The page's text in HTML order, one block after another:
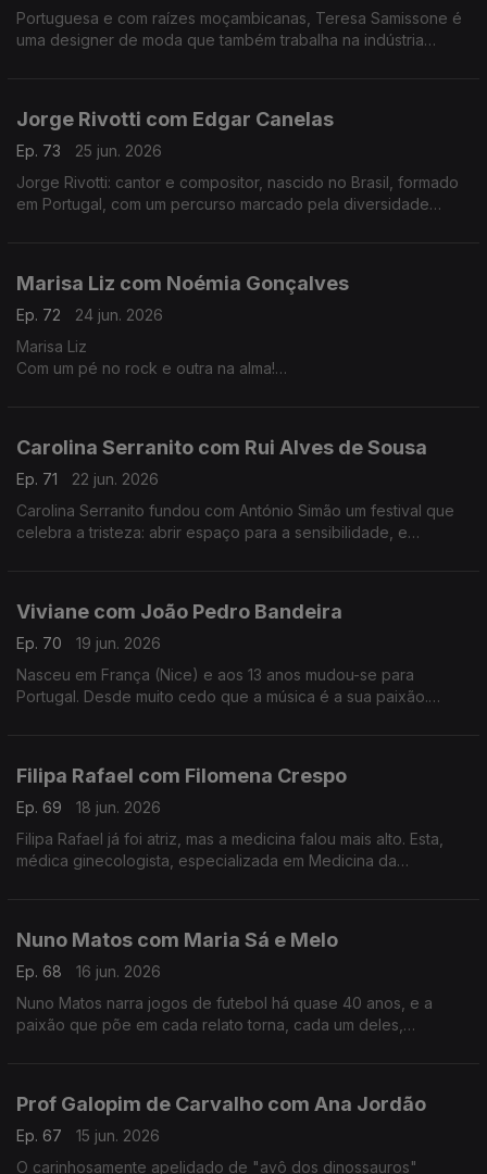
Portuguesa e com raízes moçambicanas, Teresa Samissone é
uma designer de moda que também trabalha na indústria
Jorge Rivotti com Edgar Canelas
Ep. 73
25 jun. 2026
Jorge Rivotti: cantor e compositor, nascido no Brasil, formado
em Portugal, com um percurso marcado pela diversidade
Marisa Liz com Noémia Gonçalves
Ep. 72
24 jun. 2026
Marisa Liz
Com um pé no rock e outra na alma!
Carolina Serranito com Rui Alves de Sousa
Ep. 71
22 jun. 2026
Carolina Serranito fundou com António Simão um festival que
celebra a tristeza: abrir espaço para a sensibilidade, e
Viviane com João Pedro Bandeira
Ep. 70
19 jun. 2026
Nasceu em França (Nice) e aos 13 anos mudou-se para
Portugal. Desde muito cedo que a música é a sua paixão.
Filipa Rafael com Filomena Crespo
Ep. 69
18 jun. 2026
Filipa Rafael já foi atriz, mas a medicina falou mais alto. Esta,
médica ginecologista, especializada em Medicina da
Nuno Matos com Maria Sá e Melo
Ep. 68
16 jun. 2026
Nuno Matos narra jogos de futebol há quase 40 anos, e a
paixão que põe em cada relato torna, cada um deles,
Prof Galopim de Carvalho com Ana Jordão
Ep. 67
15 jun. 2026
O carinhosamente apelidado de "avô dos dinossauros"